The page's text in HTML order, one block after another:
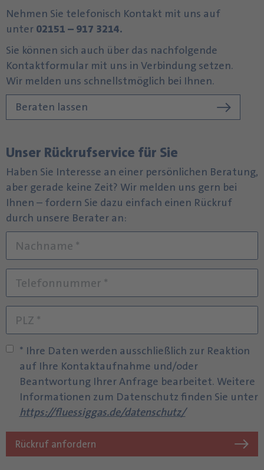
Nehmen Sie telefonisch Kontakt mit uns auf
unter 02151 – 917 3214.
Sie können sich auch über das nachfolgende
Kontaktformular mit uns in Verbindung setzen.
Wir melden uns schnellstmöglich bei Ihnen.
Beraten lassen
Unser Rückrufservice für Sie
Haben Sie Interesse an einer persönlichen Beratung,
aber gerade keine Zeit? Wir melden uns gern bei
Ihnen – fordern Sie dazu einfach einen Rückruf
durch unsere Berater an:
* Ihre Daten werden ausschließlich zur Reaktion
auf Ihre Kontaktaufnahme und/oder
Beantwortung Ihrer Anfrage bearbeitet. Weitere
Informationen zum Datenschutz finden Sie unter
https://fluessiggas.de/datenschutz/
Rückruf anfordern